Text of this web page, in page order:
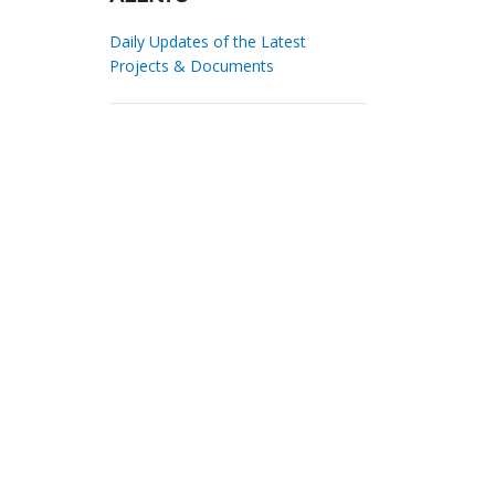
Daily Updates of the Latest
Projects & Documents